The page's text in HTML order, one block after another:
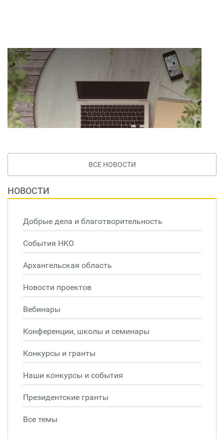
ВСЕ НОВОСТИ
НОВОСТИ
Добрые дела и благотворительность
События НКО
Архангельская область
Новости проектов
Вебинары
Конференции, школы и семинары
Конкурсы и гранты
Наши конкурсы и события
Президентские гранты
Все темы